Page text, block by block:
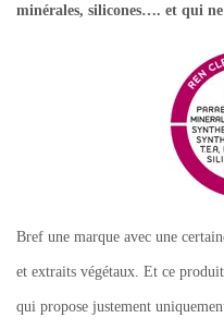
minérales, silicones…. et qui
Bref une marque avec une
et extraits végétaux. Et ce
qui propose justement